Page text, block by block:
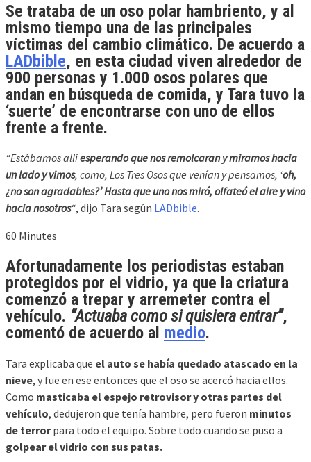
Se trataba de un oso polar hambriento, y al
mismo tiempo una de las principales
víctimas del cambio climático. De acuerdo a
LADbible, en esta ciudad viven alrededor de
900 personas y 1.000 osos polares que
andan en búsqueda de comida, y Tara tuvo la
‘suerte’ de encontrarse con uno de ellos
frente a frente.
“Estábamos allíesperando que nos remolcaran y miramos hacia
un lado y vimos, como, Los Tres Osos que venían y pensamos, ‘oh,
¿no son agradables?’ Hasta que uno nos miró, olfateó el aire y vino
hacia nosotros“, dijo Tara según LADbible.
60 Minutes
Afortunadamente los periodistas estaban
protegidos por el vidrio, ya que la criatura
comenzó a trepar y arremeter contra el
vehículo. “Actuaba como si quisiera entrar”,
comentó de acuerdo al medio.
Tara explicaba que el auto se había quedado atascado en la
nieve, y fue en ese entonces que el oso se acercó hacia ellos.
Como masticaba el espejo retrovisor y otras partes del
vehículo, dedujeron que tenía hambre, pero fueron minutos
de terrorpara todo el equipo. Sobre todo cuando se puso a
golpear el vidrio con sus patas.